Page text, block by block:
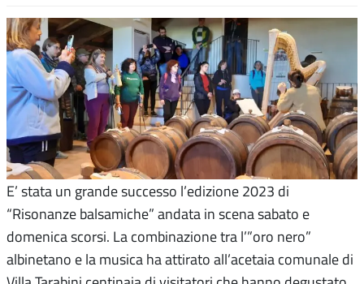
E’ stata un grande successo l’edizione 2023 di
“Risonanze balsamiche” andata in scena sabato e
domenica scorsi. La combinazione tra l’”oro nero”
albinetano e la musica ha attirato all’acetaia comunale di